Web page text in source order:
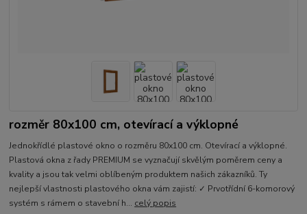
rozměr 80x100 cm, otevírací a výklopné
Jednokřídlé plastové okno o rozměru 80x100 cm. Otevírací a výklopné.
Plastová okna z řady PREMIUM se vyznačují skvělým poměrem ceny a
kvality a jsou tak velmi oblíbeným produktem našich zákazníků. Ty
nejlepší vlastnosti plastového okna vám zajistí: ✓ Prvotřídní 6-komorový
systém s rámem o stavební h... celý popis